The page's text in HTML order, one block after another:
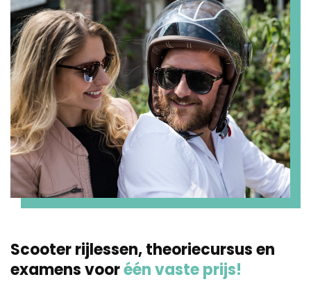
Scooter rijlessen, theoriecursus en
examens vooréén vaste prijs!